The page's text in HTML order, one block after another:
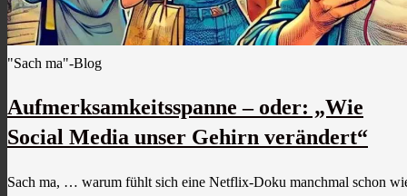
"Sach ma"-Blog
Aufmerksamkeitsspanne – oder: „Wie
Social Media unser Gehirn verändert“
Sach ma, … warum fühlt sich eine Netflix-Doku manchmal schon